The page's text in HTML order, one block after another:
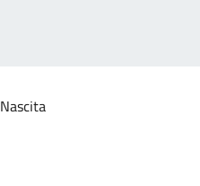
Nascita